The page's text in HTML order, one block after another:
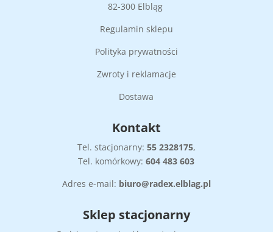
82-300 Elbląg
Regulamin sklepu
Polityka prywatności
Zwroty i reklamacje
Dostawa
Kontakt
Tel. stacjonarny: 55 2328175,
Tel. komórkowy:604 483 603
Adres e-mail: biuro@radex.elblag.pl
Sklep stacjonarny